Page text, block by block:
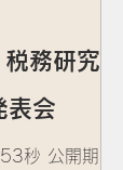
務研究
表会
秒 公開期